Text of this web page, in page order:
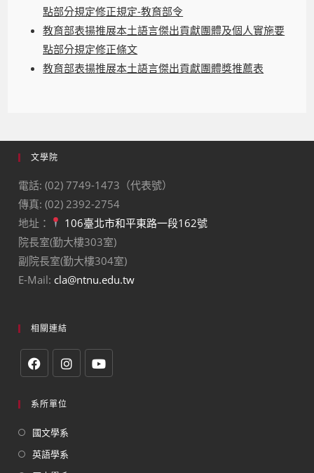
點部分規定修正規定-教育部令
教育部表揚推展本土語言傑出貢獻團體及個人實施要
點部分規定修正條文
教育部表揚推展本土語言傑出貢獻團體獎推薦表
文學院
電話: (02) 7749-1473（代表號）
傳真: (02) 2392-2754
地址：
106臺北市和平東路一段162號
院長室(勤大樓303室)
副院長室(勤大樓304室)
E-Mail: cla@ntnu.edu.tw
相關連結
系所單位
國文學系
英語學系